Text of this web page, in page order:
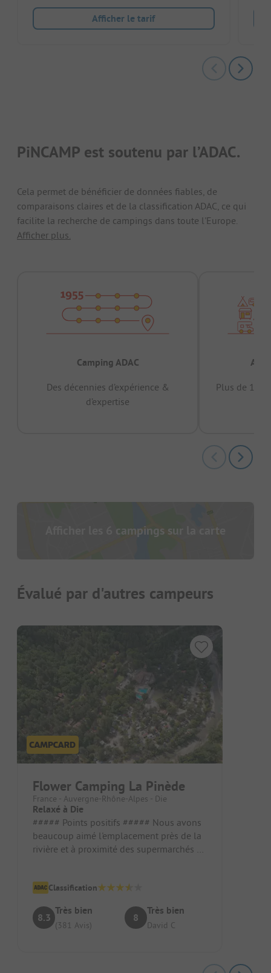
Afficher le tarif
PiNCAMP est soutenu par l’ADAC.
Cela permet de bénéficier de données fiables, de
comparaisons claires et de la classification ADAC, ce qui
facilite la recherche de campings dans toute l'Europe.
Afficher plus.
Camping ADAC
Des décennies d’expérience &
d’expertise
Plus de 15
Afficher les 6 campings sur la carte
Évalué par d'autres campeurs
Flower Camping La Pinède
France - Auvergne-Rhône-Alpes - Die
Relaxé à Die
##### Points positifs ##### Nous avons
beaucoup aimé l'emplacement près de la
rivière et à proximité des supermarchés et
Classification
8.3
Très bien
(381 Avis)
8
Très bien
David C